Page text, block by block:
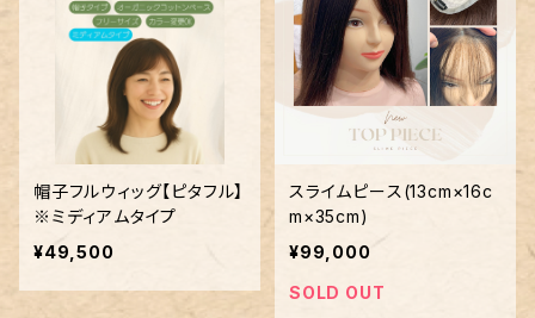
帽子フルウィッグ【ピタフル】
※ミディアムタイプ
¥49,500
スライムピース(13cm×16c
m×35cm)
¥99,000
SOLD OUT